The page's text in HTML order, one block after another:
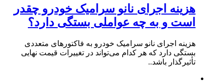
هزینه اجرای نانو سرامیک خودرو چقدر
است و به چه عواملی بستگی دارد؟
هزینه اجرای نانو سرامیک خودرو به فاکتورهای متعددی
بستگی دارد که هر کدام می‌تواند در تغییرات قیمت نهایی
تأثیرگذار باشد..